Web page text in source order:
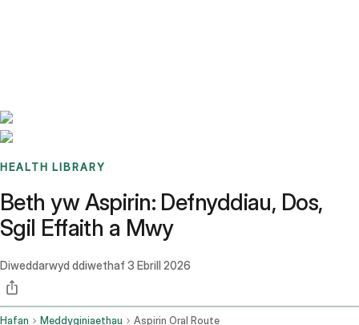
HEALTH LIBRARY
Beth yw Aspirin: Defnyddiau, Dos,
Sgil Effaith a Mwy
Diweddarwyd ddiwethaf 3 Ebrill 2026
Hafan Meddyginiaethau Aspirin Oral Route